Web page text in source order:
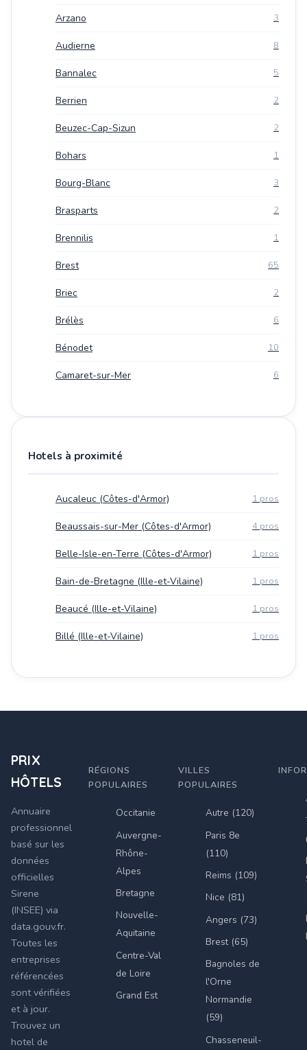
Arzano 3
Audierne 8
Bannalec 5
Berrien 2
Beuzec-Cap-Sizun 2
Bohars 1
Bourg-Blanc 3
Brasparts 2
Brennilis 1
Brest 65
Briec 2
Brélès 6
Bénodet 10
Camaret-sur-Mer 6
Hotels à proximité
Aucaleuc (Côtes-d'Armor) 1 pros
Beaussais-sur-Mer (Côtes-d'Armor) 4 pros
Belle-Isle-en-Terre (Côtes-d'Armor) 1 pros
Bain-de-Bretagne (Ille-et-Vilaine) 1 pros
Beaucé (Ille-et-Vilaine) 1 pros
Billé (Ille-et-Vilaine) 1 pros
PRIX
HÔTELS
Annuaire
professionnel
basé sur les
données
officielles
Sirene
(INSEE) via
data.gouv.fr.
Toutes les
entreprises
référencées
sont vérifiées
et à jour.
Trouvez un
hotel de
RÉGIONS
POPULAIRES
Occitanie
Auvergne-
Rhône-
Alpes
Bretagne
Nouvelle-
Aquitaine
Centre-Val
de Loire
Grand Est
VILLES
POPULAIRES
Autre (120)
Paris 8e
(110)
Reims (109)
Nice (81)
Angers (73)
Brest (65)
Bagnoles de
l'Orne
Normandie
(59)
Chasseneuil-